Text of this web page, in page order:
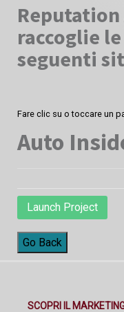
raccoglie
seguenti
Fare clic su o toccare un
Auto
Launch Project
Go Back
SCOPRI IL